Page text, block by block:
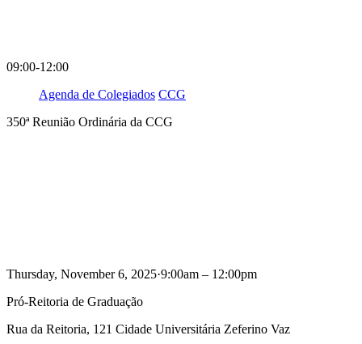
09:00-12:00
Agenda de Colegiados CCG
350ª Reunião Ordinária da CCG
Thursday, November 6, 2025·9:00am – 12:00pm
Pró-Reitoria de Graduação
Rua da Reitoria, 121 Cidade Universitária Zeferino Vaz